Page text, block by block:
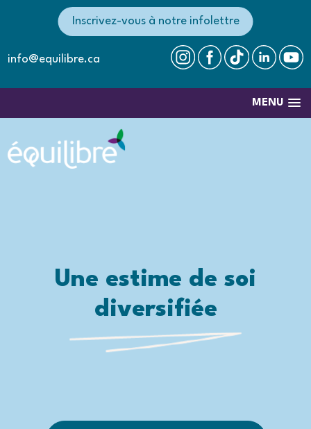
info@equilibre.ca
Inscrivez-vous à notre infolettre
MENU
Une estime de soi
diversifiée